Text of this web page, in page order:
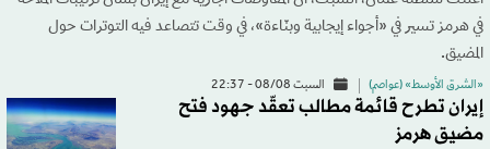
في هرمز تسير في «أجواء إيجابية وبنّاءة»، في وقت تتصاعد فيه التوترات حول
المضيق.
«الشرق الأوسط» (عواصم) السبت 08/08 - 22:37
إيران تطرح قائمة مطالب تعقّد جهود فتح
مضيق هرمز